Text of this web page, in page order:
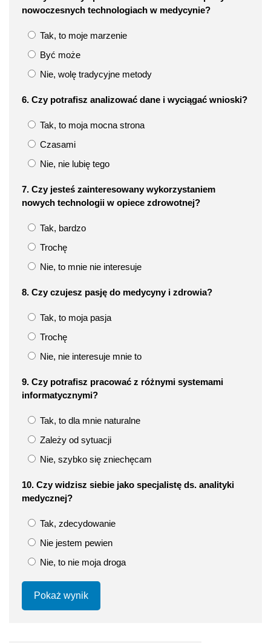
nowoczesnych technologiach w medycynie?
Tak, to moje marzenie
Być może
Nie, wolę tradycyjne metody
6. Czy potrafisz analizować dane i wyciągać wnioski?
Tak, to moja mocna strona
Czasami
Nie, nie lubię tego
7. Czy jesteś zainteresowany wykorzystaniem
nowych technologii w opiece zdrowotnej?
Tak, bardzo
Trochę
Nie, to mnie nie interesuje
8. Czy czujesz pasję do medycyny i zdrowia?
Tak, to moja pasja
Trochę
Nie, nie interesuje mnie to
9. Czy potrafisz pracować z różnymi systemami
informatycznymi?
Tak, to dla mnie naturalne
Zależy od sytuacji
Nie, szybko się zniechęcam
10. Czy widzisz siebie jako specjalistę ds. analityki
medycznej?
Tak, zdecydowanie
Nie jestem pewien
Nie, to nie moja droga
Pokaż wynik